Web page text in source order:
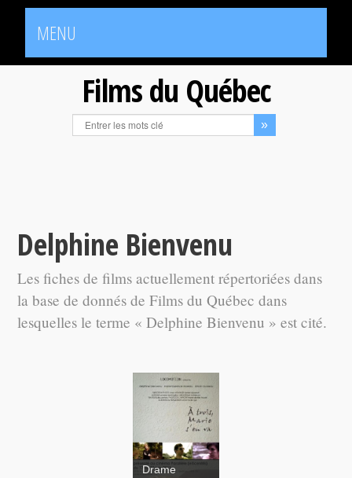
MENU
Films du Québec
Delphine Bienvenu
Les fiches de films actuellement répertoriées dans
la base de donnés de Films du Québec dans
lesquelles le terme « Delphine Bienvenu » est cité.
Drame